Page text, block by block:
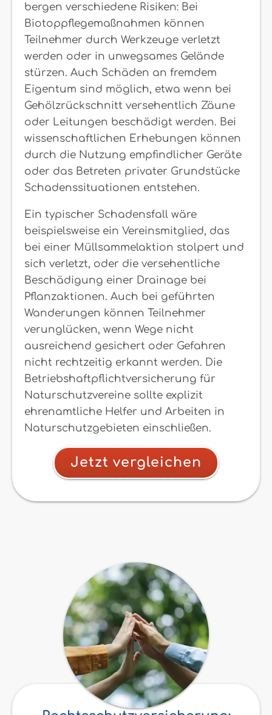
bergen verschiedene Risiken: Bei
Biotoppflegemaßnahmen können
Teilnehmer durch Werkzeuge verletzt
werden oder in unwegsames Gelände
stürzen. Auch Schäden an fremdem
Eigentum sind möglich, etwa wenn bei
Gehölzrückschnitt versehentlich Zäune
oder Leitungen beschädigt werden. Bei
wissenschaftlichen Erhebungen können
durch die Nutzung empfindlicher Geräte
oder das Betreten privater Grundstücke
Schadenssituationen entstehen.
Ein typischer Schadensfall wäre
beispielsweise ein Vereinsmitglied, das
bei einer Müllsammelaktion stolpert und
sich verletzt, oder die versehentliche
Beschädigung einer Drainage bei
Pflanzaktionen. Auch bei geführten
Wanderungen können Teilnehmer
verunglücken, wenn Wege nicht
ausreichend gesichert oder Gefahren
nicht rechtzeitig erkannt werden. Die
Betriebshaftpflichtversicherung für
Naturschutzvereine sollte explizit
ehrenamtliche Helfer und Arbeiten in
Naturschutzgebieten einschließen.
Jetzt vergleichen